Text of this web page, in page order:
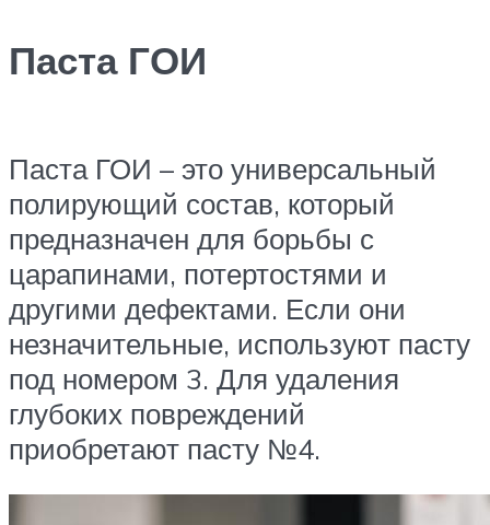
Паста ГОИ
Паста ГОИ – это универсальный
полирующий состав, который
предназначен для борьбы с
царапинами, потертостями и
другими дефектами. Если они
незначительные, используют пасту
под номером 3. Для удаления
глубоких повреждений
приобретают пасту №4.